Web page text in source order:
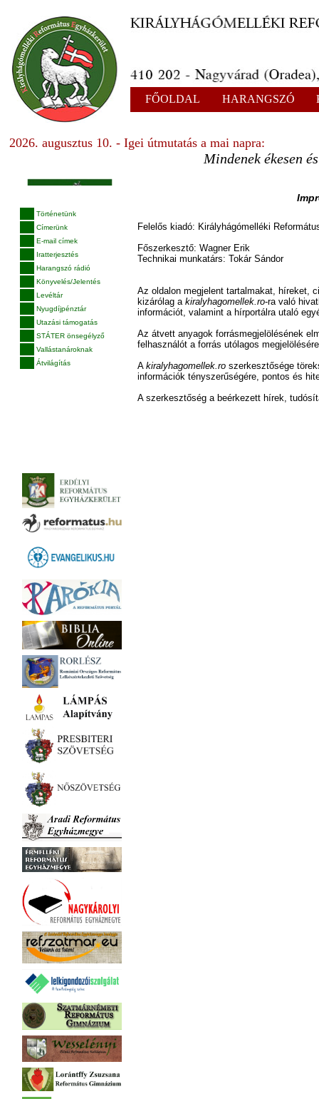
FŐOLDAL HARANGSZÓ
2026. augusztus 10. - Igei útmutatás a mai napra:
Mindenek ékesen
Történetünk
Címerünk
E-mail címek
Iratterjesztés
Harangszó rádió
Könyvelés/Jelentés
Levéltár
Nyugdíjpénztár
Utazási támogatás
STÁTER önsegélyző
Vallástanároknak
Átvilágítás
Felelős kiadó: Királyhágómelléki
Főszerkesztő: Wagner Erik
Technikai munkatárs: Tokár Sándor
Az oldalon megjelent tartalmakat, híreket,
kizárólag a kiralyhagomellek.ro-ra való
információt, valamint a hírportálra utaló
Az átvett anyagok forrásmegjelölésének
felhasználót a forrás utólagos
A kiralyhagomellek.ro szerkesztősége
információk tényszerűségére, pontos és
A szerkesztőség a beérkezett hírek,